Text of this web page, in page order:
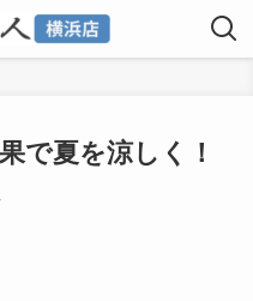
で夏を涼しく！